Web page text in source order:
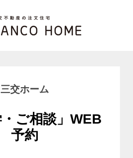
三交ホーム
・ご相談」WEB
予約